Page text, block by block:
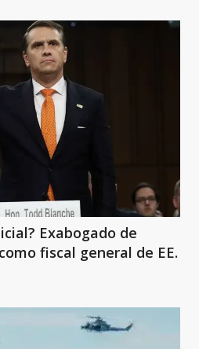
Exabogado de
fiscal general de EE.